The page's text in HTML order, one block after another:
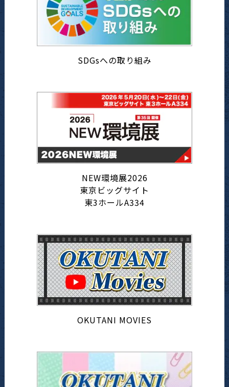
SDGsへの取り組み
NEW環境展2026
東京ビッグサイト
東3ホールA334
OKUTANI MOVIES